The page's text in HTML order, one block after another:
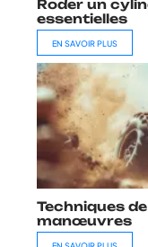
Roder un
essentielles
EN SAVOIR PLUS
Techniques
manœuvres